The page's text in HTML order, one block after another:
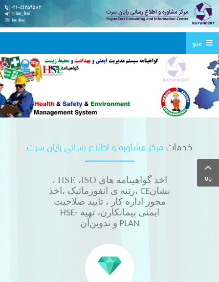
منو
خدمات مرکز مشاوره و اطلاع رسانی رایان سرت
اخذ گواهینامه های HSE ،ISO
،
نشانCE ،رتبه ی انفورماتیک ،اخذ
مجوز اداره کار ، تایید صلاحیت
ایمنی پیمانکارن، تهیه HSE-
PLAN و تدوین آن
بالا